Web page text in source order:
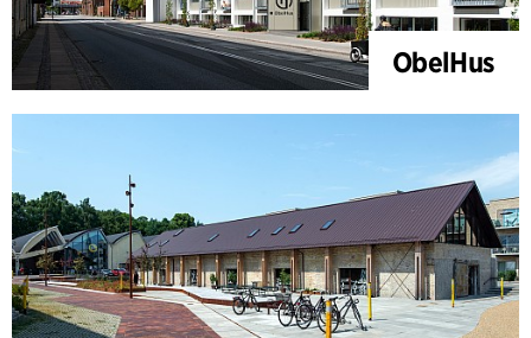
ObelHus